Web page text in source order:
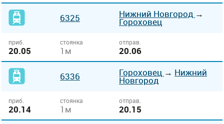
6325 Нижний Новгород →
Гороховец
приб.
20.05
стоянка
1м
отправ.
20.06
6336 Гороховец → Нижний
Новгород
приб.
20.14
стоянка
1м
отправ.
20.15